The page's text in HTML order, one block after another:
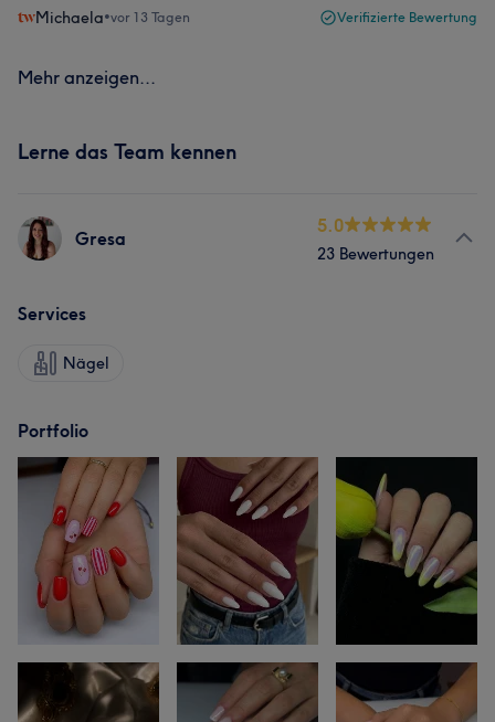
Michaela•vor 13 Tagen Verifizierte Bewertung
Mehr anzeigen...
Lerne das Team kennen
Gresa
5.0
23 Bewertungen
Services
Nägel
Portfolio